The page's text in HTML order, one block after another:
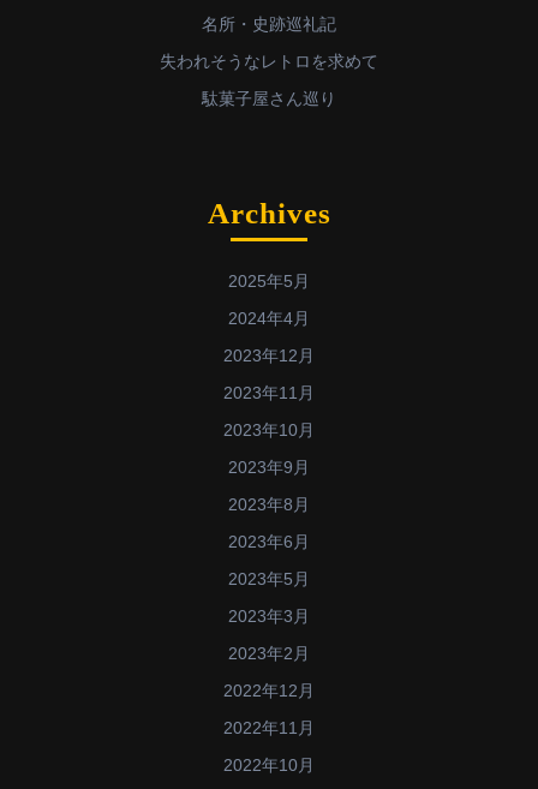
名所・史跡巡礼記
失われそうなレトロを求めて
駄菓子屋さん巡り
Archives
2025年5月
2024年4月
2023年12月
2023年11月
2023年10月
2023年9月
2023年8月
2023年6月
2023年5月
2023年3月
2023年2月
2022年12月
2022年11月
2022年10月